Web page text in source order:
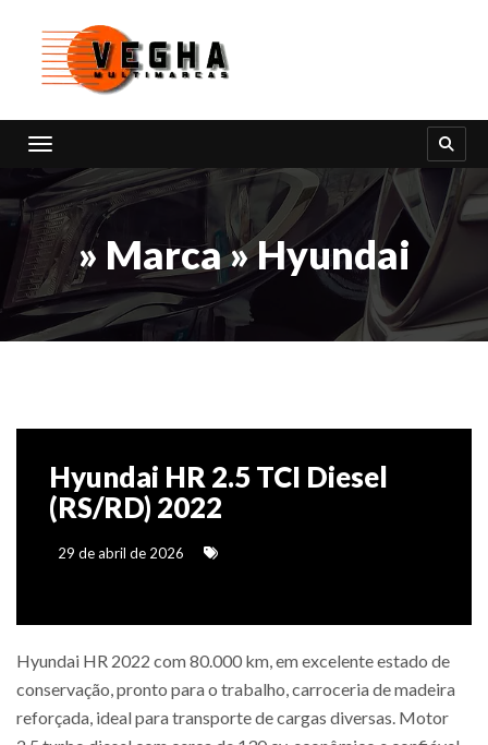
Toggle navigation
» Marca » Hyundai
Hyundai HR 2.5 TCI Diesel
(RS/RD) 2022
29 de abril de 2026
Hyundai HR 2022 com 80.000 km, em excelente estado de
conservação, pronto para o trabalho, carroceria de madeira
reforçada, ideal para transporte de cargas diversas. Motor